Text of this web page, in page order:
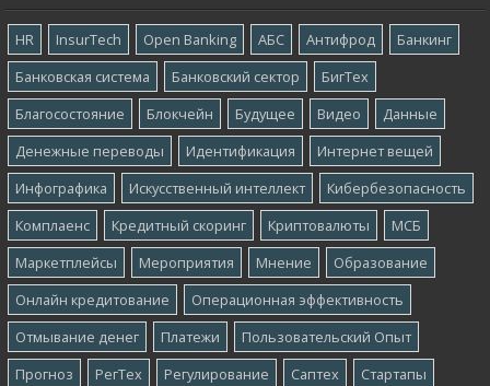
HR InsurTech Open Banking АБС Антифрод
Банкинг
Банковская система
Банковский сектор
БигТех
Благосостояние
Блокчейн Будущее Видео
Данные
Денежные переводы
Идентификация
Интернет вещей
Инфографика
Искусственный интеллект
Кибербезопасность
Комплаенс
Кредитный скоринг Криптовалюты
МСБ
Маркетплейсы
Мероприятия Мнение
Образование
Онлайн кредитование
Операционная эффективность
Отмывание денег
Платежи
Пользовательский Опыт
Прогноз
РегТех Регулирование Саптех
Стартапы